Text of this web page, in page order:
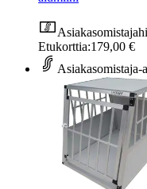
Etukorttia:179,00 €
Asiakasomistaja-